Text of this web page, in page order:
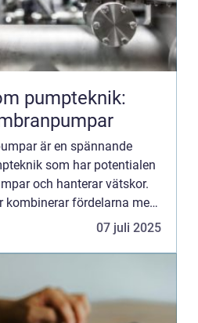
pumpteknik:
är en spännande
som har potentialen
och hanterar vätskor.
kombinerar fördelarna med
elektrisk drivkr...07 juli 2025